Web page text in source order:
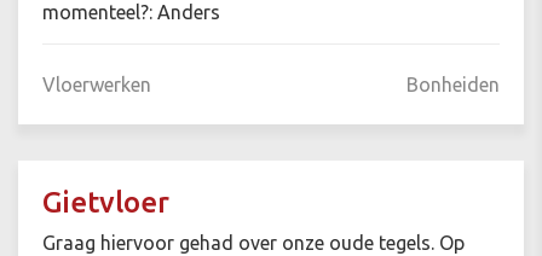
momenteel?: Anders
Vloerwerken Bonheiden
Gietvloer
Graag hiervoor gehad over onze oude tegels. Op